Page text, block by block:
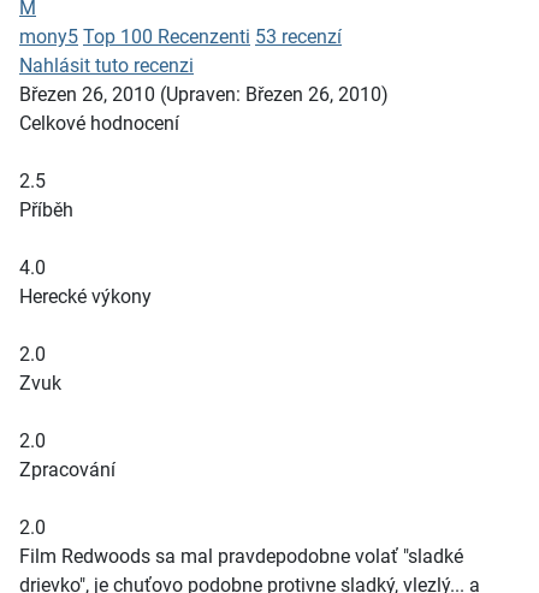
M
mony5 Top 100 Recenzenti 53 recenzí
Nahlásit tuto recenzi
Březen 26, 2010 (Upraven: Březen 26, 2010)
Celkové hodnocení
2.5
Příběh
4.0
Herecké výkony
2.0
Zvuk
2.0
Zpracování
2.0
Film Redwoods sa mal pravdepodobne volať "sladké
drievko", je chuťovo podobne protivne sladký, vlezlý... a